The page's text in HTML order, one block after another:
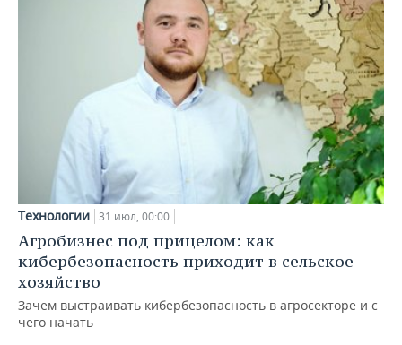
Технологии 31 июл, 00:00
Агробизнес под прицелом: как
кибербезопасность приходит в сельское
хозяйство
Зачем выстраивать кибербезопасность в агросекторе и с
чего начать